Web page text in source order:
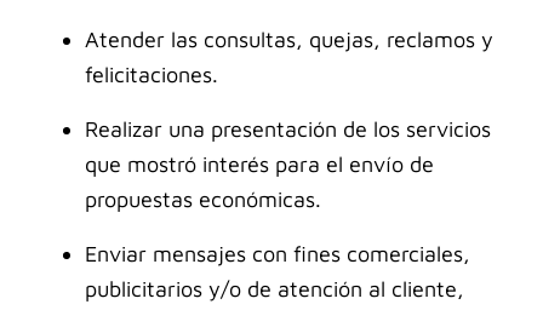
Atender las consultas, quejas, reclamos y
felicitaciones.
Realizar una presentación de los servicios
que mostró interés para el envío de
propuestas económicas.
Enviar mensajes con fines comerciales,
publicitarios y/o de atención al cliente,